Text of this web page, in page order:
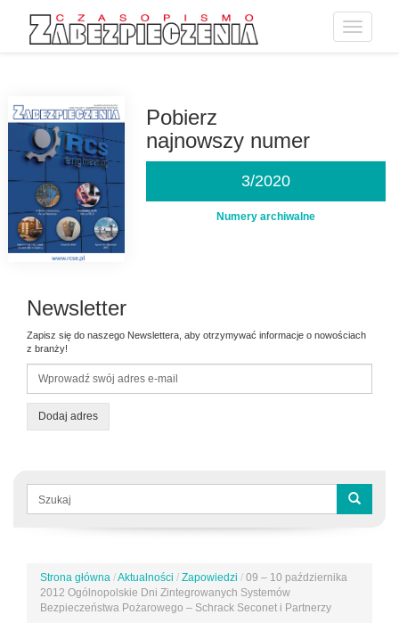
Toggle
Pobierz
najnowszy numer
3/2020
Numery archiwalne
Newsletter
Zapisz się do naszego Newslettera, aby otrzymywać informacje o nowościach
z branży!
Dodaj adres
Formularz
wyszukiwania
Jesteś
tutaj
Strona główna /Aktualności / Zapowiedzi / 09 – 10 października
2012 Ogólnopolskie Dni Zintegrowanych Systemów
Bezpieczeństwa Pożarowego – Schrack Seconet i Partnerzy